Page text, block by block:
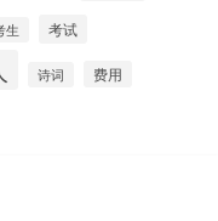
生 考试
诗词 费用